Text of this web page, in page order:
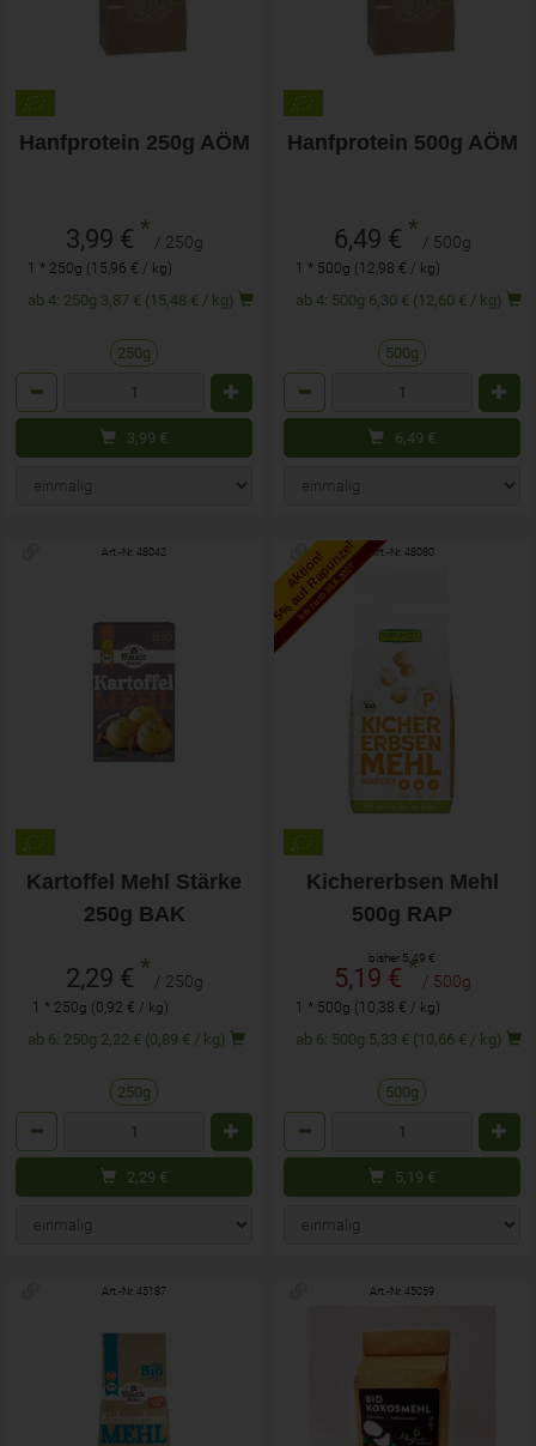
Hanfprotein 250g AÖM
3,99 € * / 250g
1 * 250g (15,96 € / kg)
ab 4: 250g 3,87 € (15,48 € / kg)
250g
3,99 €
Hanfprotein 500g AÖM
6,49 € * / 500g
1 * 500g (12,98 € / kg)
ab 4: 500g 6,30 € (12,60 € / kg)
500g
6,49 €
Art.-Nr. 48042
Kartoffel Mehl Stärke
250g BAK
2,29 € * / 250g
1 * 250g (0,92 € / kg)
ab 6: 250g 2,22 € (0,89 € / kg)
250g
2,29 €
Aktion!
5% auf Rapunzel
bis zum 16.6.2027
Art.-Nr. 48080
Kichererbsen Mehl
500g RAP
bisher 5,49 €
5,19 €* / 500g
1 * 500g (10,38 € / kg)
ab 6: 500g 5,33 € (10,66 € / kg)
500g
5,19 €
Art.-Nr. 45187 Art.-Nr. 45059